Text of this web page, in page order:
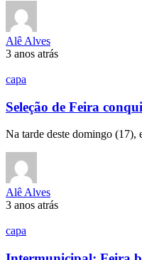
Alê Alves
3 anos atrás
capa
Seleção de Feira
Na tarde deste domingo
Alê Alves
3 anos atrás
capa